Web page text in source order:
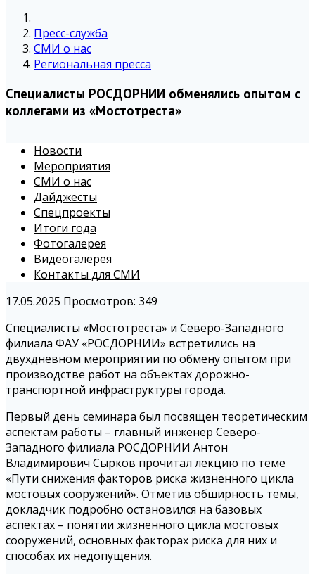
Пресс-служба
СМИ о нас
Региональная пресса
Специалисты РОСДОРНИИ обменялись опытом с
коллегами из «Мостотреста»
Новости
Мероприятия
СМИ о нас
Дайджесты
Спецпроекты
Итоги года
Фотогалерея
Видеогалерея
Контакты для СМИ
17.05.2025 Просмотров: 349
Специалисты «Мостотреста» и Северо-Западного
филиала ФАУ «РОСДОРНИИ» встретились на
двухдневном мероприятии по обмену опытом при
производстве работ на объектах дорожно-
транспортной инфраструктуры города.
Первый день семинара был посвящен теоретическим
аспектам работы – главный инженер Северо-
Западного филиала РОСДОРНИИ Антон
Владимирович Сырков прочитал лекцию по теме
«Пути снижения факторов риска жизненного цикла
мостовых сооружений». Отметив обширность темы,
докладчик подробно остановился на базовых
аспектах – понятии жизненного цикла мостовых
сооружений, основных факторах риска для них и
способах их недопущения.